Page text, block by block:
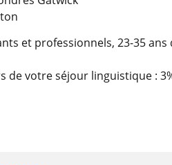
et professionnels, 23-35 ans
de votre séjour linguistique :